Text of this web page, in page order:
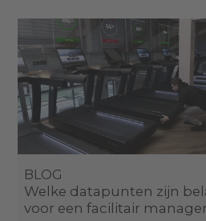
BLOG
Welke datapunten zijn
voor een facilitair manager